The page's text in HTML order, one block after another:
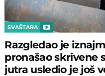
SVAŠTARA
Razgledao je
pronašao skrivene
jutra usledio je još